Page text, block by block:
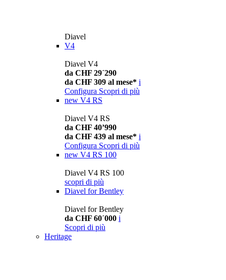
Diavel
V4
Diavel V4
da CHF 29´290
da CHF 309 al mese* i
Configura Scopri di più
new V4 RS
Diavel V4 RS
da CHF 40’990
da CHF 439 al mese* i
Configura Scopri di più
new V4 RS 100
Diavel V4 RS 100
scopri di più
Diavel for Bentley
Diavel for Bentley
da CHF 60´000 i
Scopri di più
Heritage